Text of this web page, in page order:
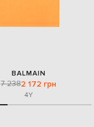
BALMAIN
7 2382 172 грн
4Y